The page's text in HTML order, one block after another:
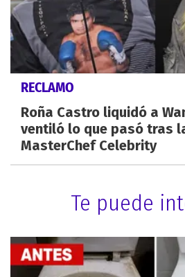
RECLAMO
Roña Castro liquidó a
ventiló lo que pasó tras
MasterChef Celebrity
Te puede